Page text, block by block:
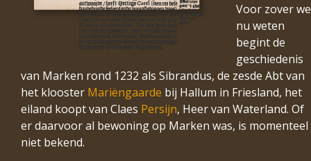
Voor zover we
nu weten
begint de
geschiedenis
van Marken rond 1232 als Sibrandus, de zesde Abt van
het klooster Mariëngaarde bij Hallum in Friesland, het
eiland koopt van Claes Persijn, Heer van Waterland. Of
er daarvoor al bewoning op Marken was, is momenteel
niet bekend.